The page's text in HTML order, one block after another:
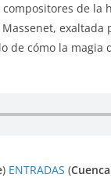
de la
de cómo la magia
) ENTRADAS (Cuenca